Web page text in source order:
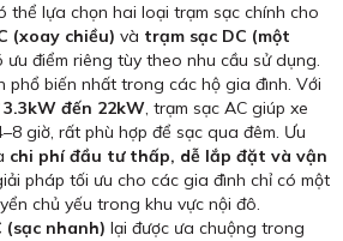
thể lựa chọn hai loại trạm sạc chính cho
(xoay chiều) và trạm sạc DC (một
ưu điểm riêng tùy theo nhu cầu sử dụng.
phổ biến nhất trong các hộ gia đình. Với
3.3kW đến 22kW, trạm sạc AC giúp xe
giờ, rất phù hợp để sạc qua đêm. Ưu
chi phí đầu tư thấp, dễ lắp đặt và vận
pháp tối ưu cho các gia đình chỉ có một
chủ yếu trong khu vực nội đô.
(sạc nhanh) lại được ưa chuộng trong